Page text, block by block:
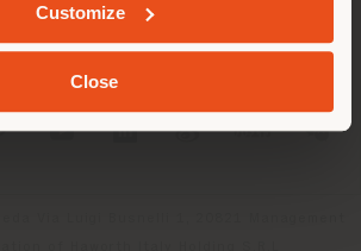
Customize
Close